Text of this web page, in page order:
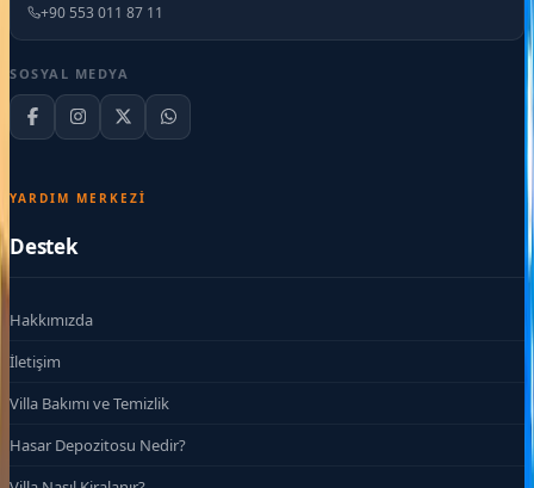
+90 553 011 87 11
SOSYAL MEDYA
YARDIM MERKEZI
Destek
Hakkımızda
İletişim
Villa Bakımı ve Temizlik
Hasar Depozitosu Nedir?